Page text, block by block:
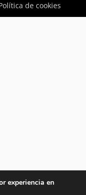
de cookies
experiencia en